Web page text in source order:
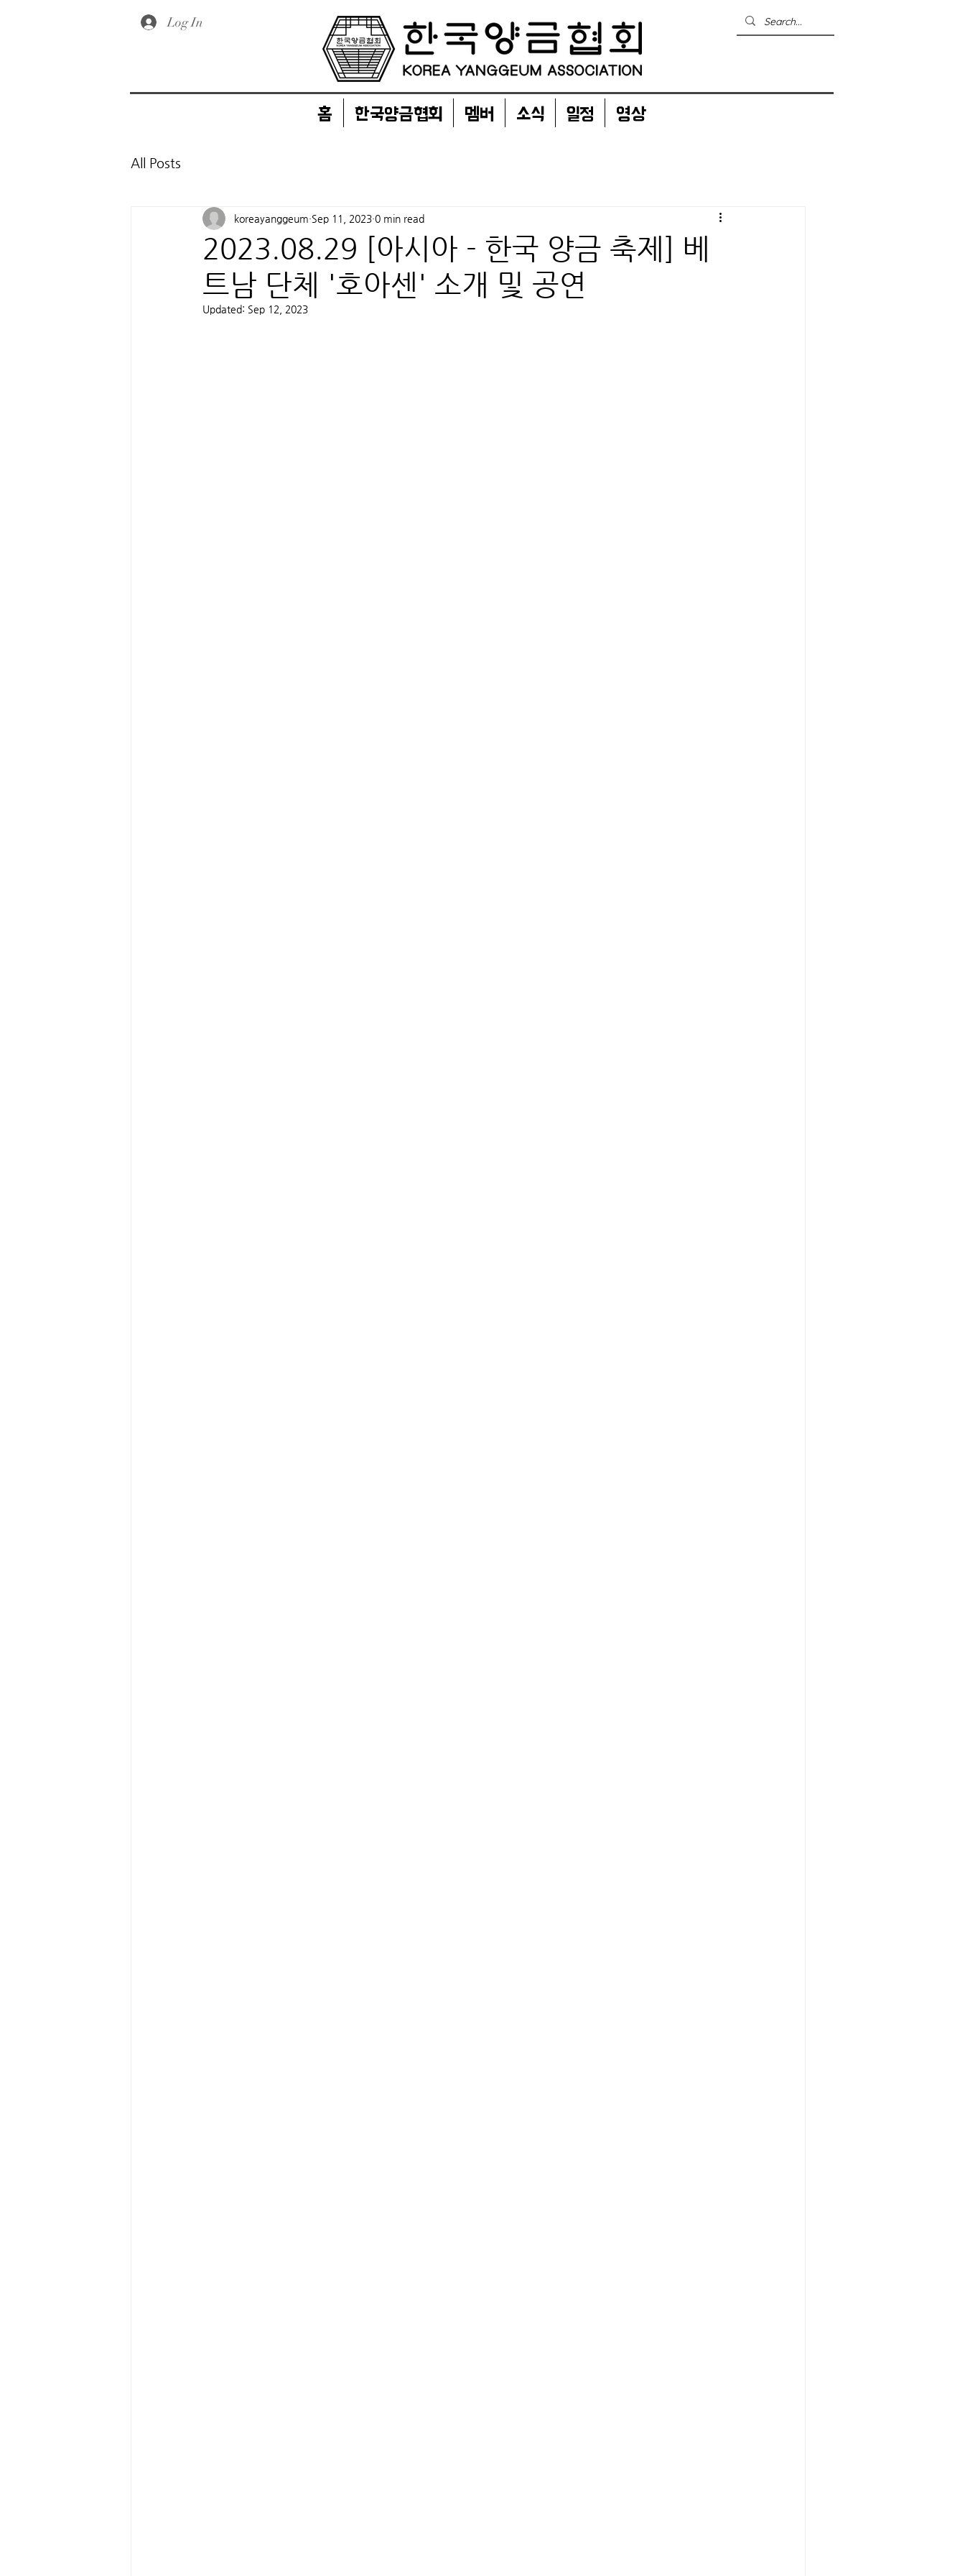
Log In
홈 한국양금협회 멤버 소식 일정 영상
All Posts
2023.08.29 [아시아 - 한국 양금 축제] 베
트남 단체 '호아센' 소개 및 공연
koreayanggeum Sep 11, 2023 0 min read
Updated: Sep 12, 2023